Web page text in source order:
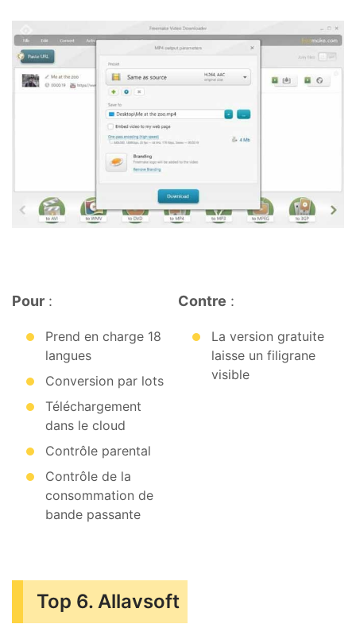
Pour :
Prend en charge 18
langues
Conversion par lots
Téléchargement
dans le cloud
Contrôle parental
Contrôle de la
consommation de
bande passante
Contre :
La version gratuite
laisse un filigrane
visible
Top 6. Allavsoft